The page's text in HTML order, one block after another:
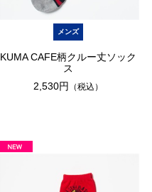
メンズ
KUMA CAFE柄クルー丈ソック
ス
2,530円
（税込）